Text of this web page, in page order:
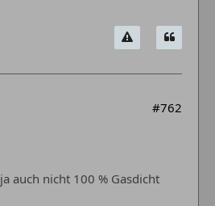
#762
auch nicht 100 % Gasdicht